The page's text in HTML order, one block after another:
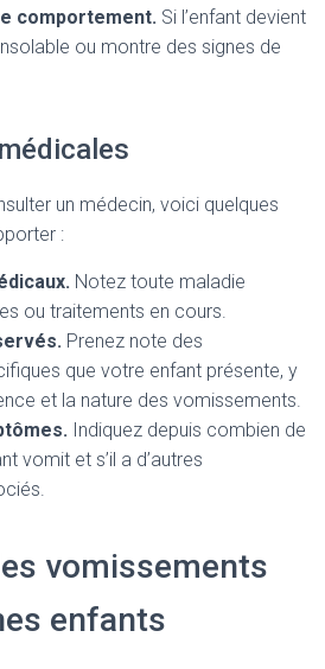
comportement. Si l’enfant devient
ou montre des signes de
un médecin, voici quelques
:
Notez toute maladie
ou traitements en cours.
Prenez note des
que votre enfant présente, y
et la nature des vomissements.
Indiquez depuis combien de
vomit et s’il a d’autres
vomissements
enfants